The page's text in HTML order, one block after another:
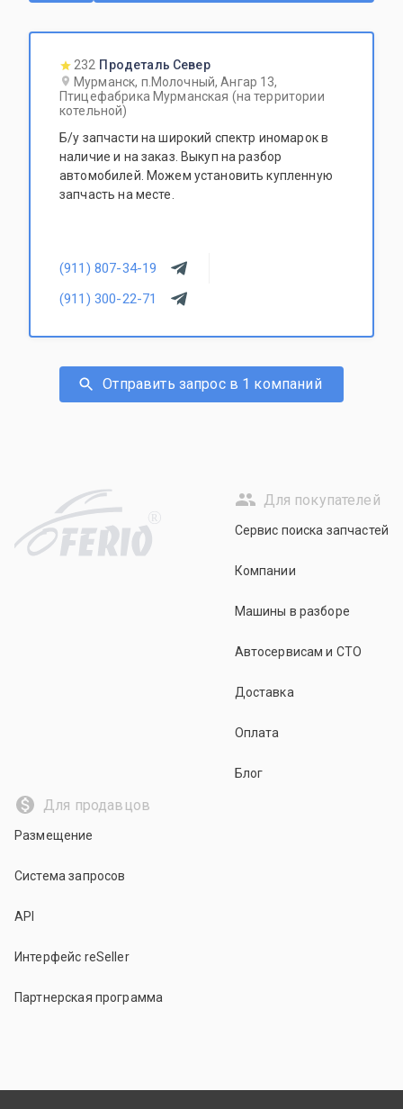
232 Продеталь Север
Мурманск, п.Молочный, Ангар 13,
Птицефабрика Мурманская (на территории
котельной)
Б/у запчасти на широкий спектр иномарок в
наличие и на заказ. Выкуп на разбор
автомобилей. Можем установить купленную
запчасть на месте.
(911) 807-34-19
(911) 300-22-71
Отправить запрос в 1 компаний
R
Для покупателей
Сервис поиска запчастей
Компании
Машины в разборе
Автосервисам и СТО
Доставка
Оплата
Блог
Для продавцов
Размещение
Система запросов
API
Интерфейс reSeller
Партнерская программа